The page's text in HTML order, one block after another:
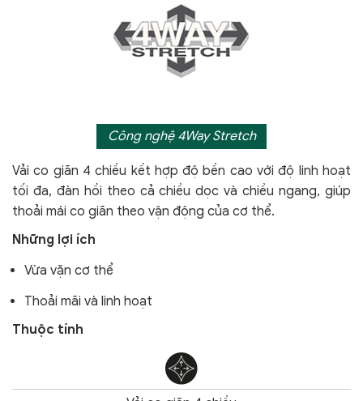
Công nghệ 4Way Stretch
Vải co giãn 4 chiều kết hợp độ bền cao với độ linh hoạt
tối đa, đàn hồi theo cả chiều dọc và chiều ngang, giúp
thoải mái co giãn theo vận động của cơ thể.
Những lợi ích
Vừa vặn cơ thể
Thoải mãi và linh hoạt
Thuộc tính